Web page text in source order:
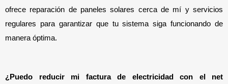
ofrece reparación de paneles solares cerca de mí y servicios
regulares para garantizar que tu sistema siga funcionando de
manera óptima.
¿Puedo reducir mi factura de electricidad con el net